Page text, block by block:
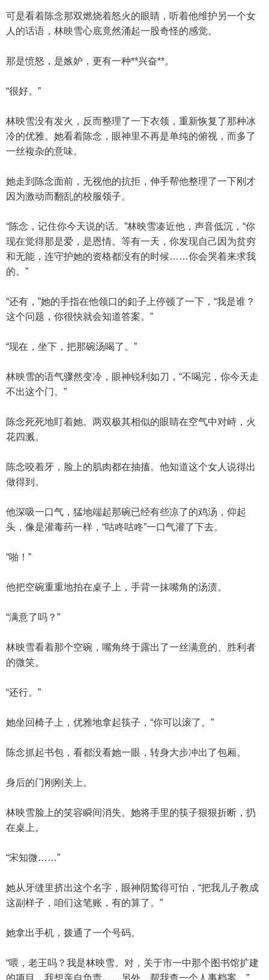
可是看着陈念那双燃烧着怒火的眼睛，听着他维护另一个女
人的话语，林映雪心底竟然涌起一股奇怪的感觉。
那是愤怒，是嫉妒，更有一种**兴奋**。
“很好。”
林映雪没有发火，反而整理了一下衣领，重新恢复了那种冰
冷的优雅。她看着陈念，眼神里不再是单纯的俯视，而多了
一丝複杂的意味。
她走到陈念面前，无视他的抗拒，伸手帮他整理了一下刚才
因为激动而翻乱的校服领子。
“陈念，记住你今天说的话。”林映雪凑近他，声音低沉，“你
现在觉得那是爱，是恩情。等有一天，你发现自己因为贫穷
和无能，连守护她的资格都没有的时候……你会哭着来求我
的。”
“还有，”她的手指在他领口的釦子上停顿了一下，“我是谁？
这个问题，你很快就会知道答案。”
“现在，坐下，把那碗汤喝了。”
林映雪的语气骤然变冷，眼神锐利如刀，“不喝完，你今天走
不出这个门。”
陈念死死地盯着她。两双极其相似的眼睛在空气中对峙，火
花四溅。
陈念咬着牙，脸上的肌肉都在抽搐。他知道这个女人说得出
做得到。
他深吸一口气，猛地端起那碗已经有些凉了的鸡汤，仰起
头，像是灌毒药一样，“咕咚咕咚”一口气灌了下去。
“啪！”
他把空碗重重地拍在桌子上，手背一抹嘴角的汤渍。
“满意了吗？”
林映雪看着那个空碗，嘴角终于露出了一丝满意的、胜利者
的微笑。
“还行。”
她坐回椅子上，优雅地拿起筷子，“你可以滚了。”
陈念抓起书包，看都没看她一眼，转身大步冲出了包厢。
身后的门刚刚关上。
林映雪脸上的笑容瞬间消失。她将手里的筷子狠狠折断，扔
在桌上。
“宋知微……”
她从牙缝里挤出这个名字，眼神阴鸷得可怕，“把我儿子教成
这副样子，咱们这笔账，有的算了。”
她拿出手机，拨通了一个号码。
“喂，老王吗？我是林映雪。对，关于市一中那个图书馆扩建
的项目，我想亲自负责……另外，帮我查一个人事档案。”